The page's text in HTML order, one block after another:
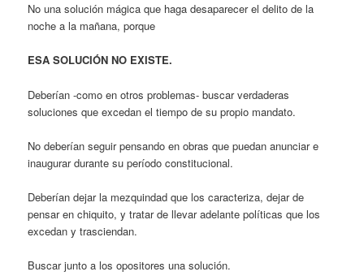
No una solución mágica que haga desaparecer el delito de la
noche a la mañana, porque
ESA SOLUCIÓN NO EXISTE.
Deberían -como en otros problemas- buscar verdaderas
soluciones que excedan el tiempo de su propio mandato.
No deberían seguir pensando en obras que puedan anunciar e
inaugurar durante su período constitucional.
Deberían dejar la mezquindad que los caracteriza, dejar de
pensar en chiquito, y tratar de llevar adelante políticas que los
excedan y trasciendan.
Buscar junto a los opositores una solución.